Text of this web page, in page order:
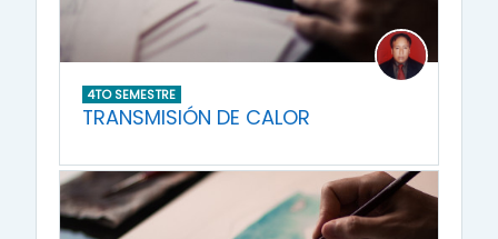
4TO SEMESTRE
TRANSMISIÓN DE CALOR